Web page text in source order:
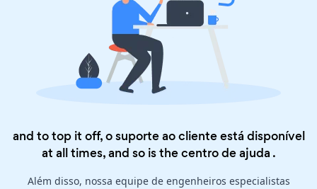
and to top it off, o suporte ao cliente está disponível
at all times, and so is thecentro de ajuda .
Além disso, nossa equipe de engenheiros especialistas